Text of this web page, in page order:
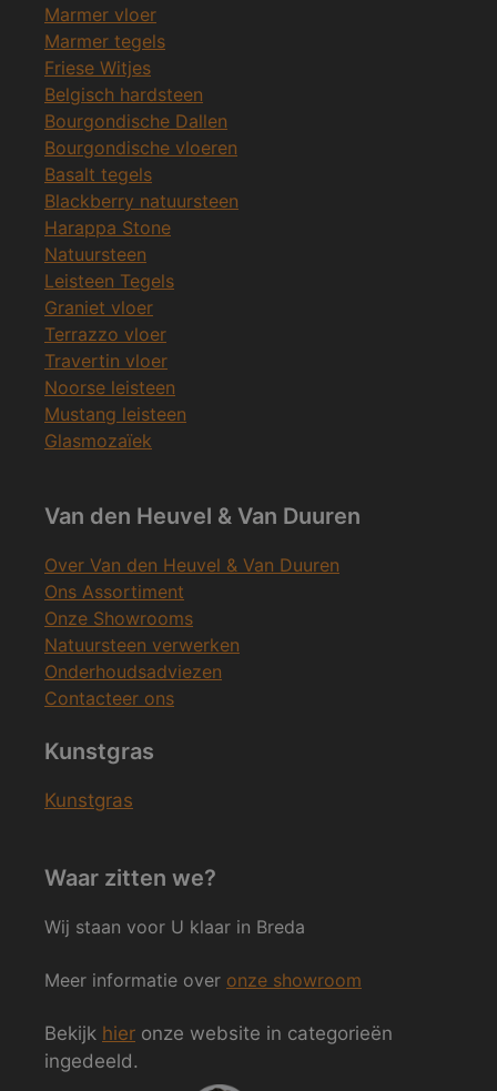
Marmer vloer
Marmer tegels
Friese Witjes
Belgisch hardsteen
Bourgondische Dallen
Bourgondische vloeren
Basalt tegels
Blackberry natuursteen
Harappa Stone
Natuursteen
Leisteen Tegels
Graniet vloer
Terrazzo vloer
Travertin vloer
Noorse leisteen
Mustang leisteen
Glasmozaïek
Van den Heuvel & Van Duuren
Over Van den Heuvel & Van Duuren
Ons Assortiment
Onze Showrooms
Natuursteen verwerken
Onderhoudsadviezen
Contacteer ons
Kunstgras
Kunstgras
Waar zitten we?
Wij staan voor U klaar in Breda
Meer informatie over onze showroom
Bekijk hier onze website in categorieën
ingedeeld.